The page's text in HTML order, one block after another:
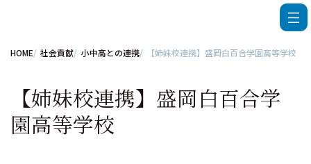
HOME 社会貢献 小中高との連携 【姉妹校連携】盛岡白百合学園高等学校
【姉妹校連携】盛岡白百合学
園高等学校